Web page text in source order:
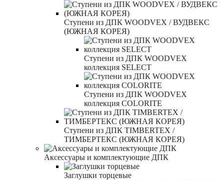
Ступени из ДПК WOODVEX / ВУДВЕКС
(ЮЖНАЯ КОРЕЯ)
Ступени из ДПК WOODVEX
коллекция SELECT
Ступени из ДПК WOODVEX
коллекция COLORITE
Ступени из ДПК TIMBERTEX /
ТИМБЕРТЕКС (ЮЖНАЯ КОРЕЯ)
Аксессуары и комплектующие ДПК
Заглушки торцевые